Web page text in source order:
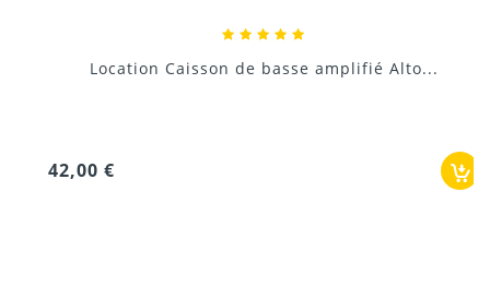
BELLE QUALITÉ
04/01/2015